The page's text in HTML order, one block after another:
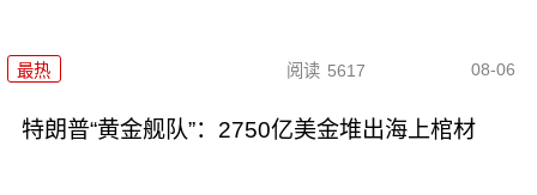
最热 阅读 5617 08-06
特朗普“黄金舰队”：2750亿美金堆出海上棺材